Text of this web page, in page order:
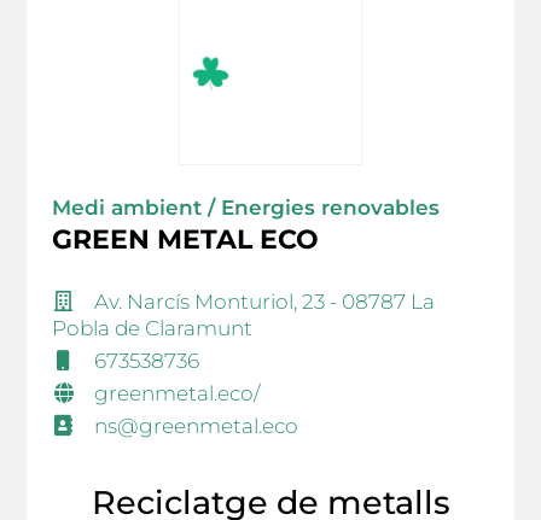
Medi ambient / Energies renovables
GREEN METAL ECO
Av. Narcís Monturiol, 23 - 08787 La
Pobla de Claramunt
673538736
greenmetal.eco/
ns@greenmetal.eco
Reciclatge de metalls